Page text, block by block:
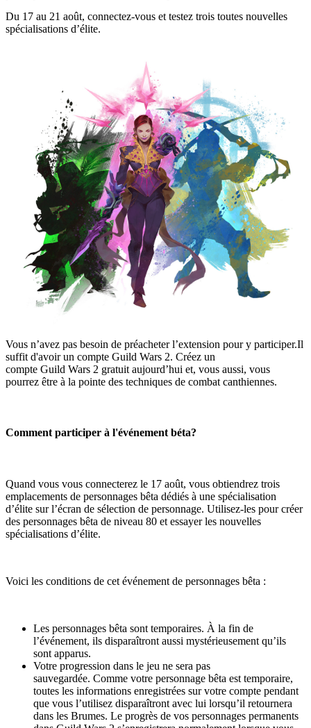
Du 17 au 21 août, connectez-vous et testez trois toutes nouvelles
spécialisations d’élite.
Vous n’avez pas besoin de préacheter l’extension pour y participer.Il
suffit d'avoir un compte Guild Wars 2. Créez un
compte Guild Wars 2 gratuit aujourd’hui et, vous aussi, vous
pourrez être à la pointe des techniques de combat canthiennes.
Comment participer à l'événement béta?
Quand vous vous connecterez le 17 août, vous obtiendrez trois
emplacements de personnages bêta dédiés à une spécialisation
d’élite sur l’écran de sélection de personnage. Utilisez-les pour créer
des personnages bêta de niveau 80 et essayer les nouvelles
spécialisations d’élite.
Voici les conditions de cet événement de personnages bêta :
Les personnages bêta sont temporaires. À la fin de
l’événement, ils disparaîtront aussi mystérieusement qu’ils
sont apparus.
Votre progression dans le jeu ne sera pas
sauvegardée. Comme votre personnage bêta est temporaire,
toutes les informations enregistrées sur votre compte pendant
que vous l’utilisez disparaîtront avec lui lorsqu’il retournera
dans les Brumes. Le progrès de vos personnages permanents